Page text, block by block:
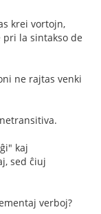
krei vortojn,
la sintakso de
ne rajtas venki
kaj
sed ĉiuj
verboj?